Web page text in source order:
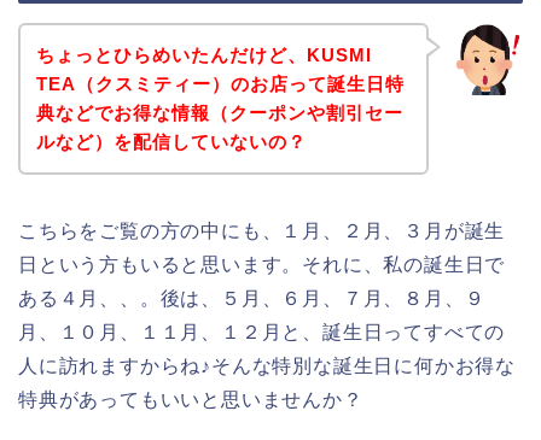
ちょっとひらめいたんだけど、KUSMI
TEA（クスミティー）のお店って誕生日特
典などでお得な情報（クーポンや割引セー
ルなど）を配信していないの？
こちらをご覧の方の中にも、１月、２月、３月が誕生
日という方もいると思います。それに、私の誕生日で
ある４月、、。後は、５月、６月、７月、８月、９
月、１０月、１１月、１２月と、誕生日ってすべての
人に訪れますからね♪そんな特別な誕生日に何かお得な
特典があってもいいと思いませんか？